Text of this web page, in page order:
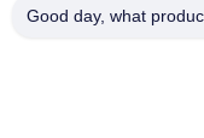
Good day, what